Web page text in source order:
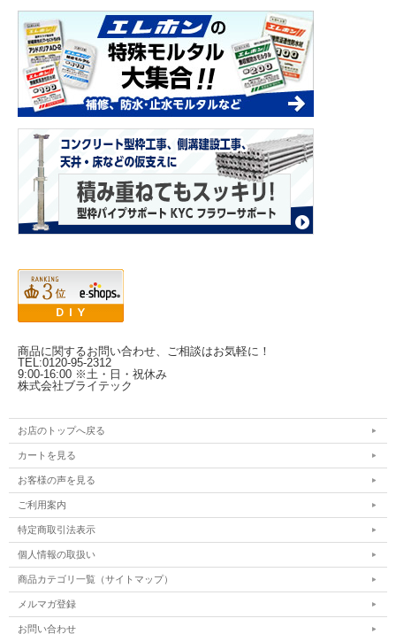
商品に関するお問い合わせ、ご相談はお気軽に！
TEL:0120-95-2312
9:00-16:00 ※土・日・祝休み
株式会社ブライテック
お店のトップへ戻る
カートを見る
お客様の声を見る
ご利用案内
特定商取引法表示
個人情報の取扱い
商品カテゴリ一覧（サイトマップ）
メルマガ登録
お問い合わせ